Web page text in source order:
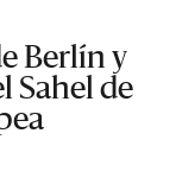
Berlín y
Sahel de